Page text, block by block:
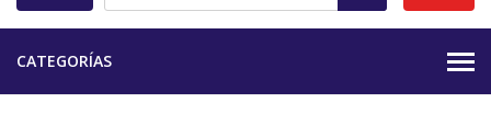
CATEGORÍAS